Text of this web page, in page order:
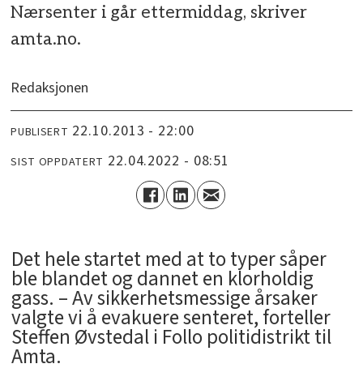
Nærsenter i går ettermiddag, skriver
amta.no.
Redaksjonen
PUBLISERT 22.10.2013 - 22:00
SIST OPPDATERT 22.04.2022 - 08:51
Det hele startet med at to typer såper
ble blandet og dannet en klorholdig
gass. – Av sikkerhetsmessige årsaker
valgte vi å evakuere senteret, forteller
Steffen Øvstedal i Follo politidistrikt til
Amta.